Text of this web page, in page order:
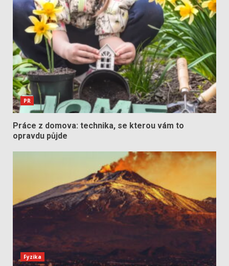
PR
Práce z domova: technika, se kterou vám to
opravdu půjde
Fyzika